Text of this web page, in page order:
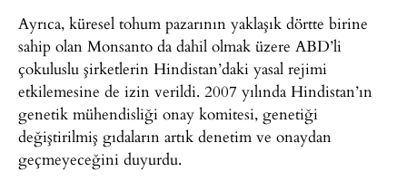
Ayrıca, küresel tohum pazarının yaklaşık dörtte birine
sahip olan Monsanto da dahil olmak üzere ABD’li
çokuluslu şirketlerin Hindistan’daki yasal rejimi
etkilemesine de izin verildi. 2007 yılında Hindistan’ın
genetik mühendisliği onay komitesi, genetiği
değiştirilmiş gıdaların artık denetim ve onaydan
geçmeyeceğini duyurdu.